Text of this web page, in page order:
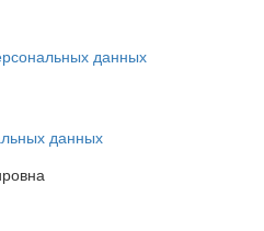
данных
данных